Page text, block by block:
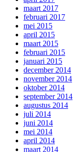
maart 2017
februari 2017
mei 2015
april 2015
maart 2015
februari 2015
januari 2015
december 2014
november 2014
oktober 2014
september 2014
augustus 2014
juli 2014
juni 2014
mei 2014
april 2014
maart 2014